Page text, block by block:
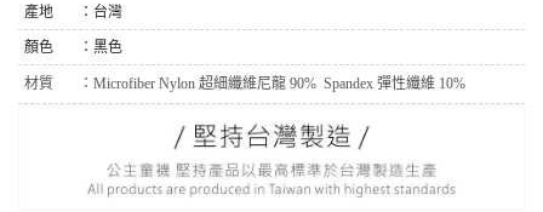
產地 ：台灣
顏色 ：黑色
材質 ： Microfiber Nylon 超細纖維尼龍 90% Spandex 彈性纖維 10%